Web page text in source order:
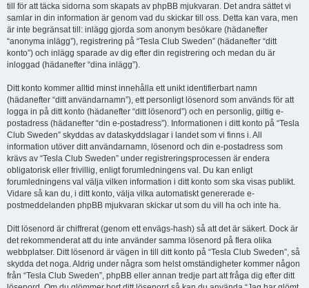
till för att täcka sidorna som skapats av phpBB mjukvaran. Det andra sättet vi
samlar in din information är genom vad du skickar till oss. Detta kan vara, men
är inte begränsat till: inlägg gjorda som anonym besökare (hädanefter
“anonyma inlägg”), registrering på “Tesla Club Sweden” (hädanefter “ditt
konto”) och inlägg sparade av dig efter din registrering och medan du är
inloggad (hädanefter “dina inlägg”).
Ditt konto kommer alltid minst innehålla ett unikt identifierbart namn
(hädanefter “ditt användarnamn”), ett personligt lösenord som används för att
logga in på ditt konto (hädanefter “ditt lösenord”) och en personlig, giltig e-
postadress (hädanefter “din e-postadress”). Informationen i ditt konto på “Tesla
Club Sweden” skyddas av dataskyddslagar i landet som vi finns i. All
information utöver ditt användarnamn, lösenord och din e-postadress som
krävs av “Tesla Club Sweden” under registreringsprocessen är endera
obligatorisk eller frivillig, enligt forumledningens val. Du kan enligt
forumledningens val välja vilken information i ditt konto som ska visas publikt.
Vidare så kan du, i ditt konto, välja vilka automatiskt genererade e-
postmeddelanden phpBB mjukvaran skickar ut som du vill ha och inte ha.
Ditt lösenord är chiffrerat (genom ett envägs-hash) så att det är säkert. Dock är
det rekommenderat att du inte använder samma lösenord på flera olika
webbplatser. Ditt lösenord är vägen in till ditt konto på “Tesla Club Sweden”, så
skydda det noga. Aldrig under några som helst omständigheter kommer någon
från “Tesla Club Sweden”, phpBB eller annan tredje part att fråga dig efter ditt